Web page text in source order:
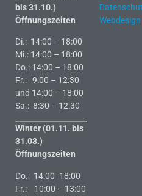
bis 31.10.)
Öffnungszeiten
Di.: 14:00 – 18:00
Mi.: 14:00 – 18:00
Do.: 14:00 – 18:00
Fr.: 9:00 – 12:30
und 14:00 – 18:00
Sa.: 8:30 – 12:30
Winter (01.11. bis
31.03.)
Öffnungszeiten
Do.: 14:00 -18:00
Fr.: 10:00 – 13:00
Webdesign